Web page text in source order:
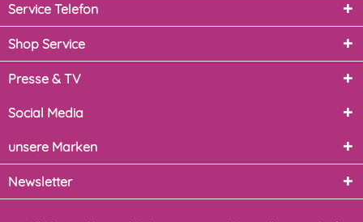
Service Telefon
Shop Service
Presse & TV
Social Media
unsere Marken
Newsletter